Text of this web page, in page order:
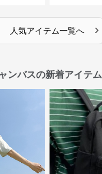
人気アイテム一覧へ ›
ンバスの新着アイテム